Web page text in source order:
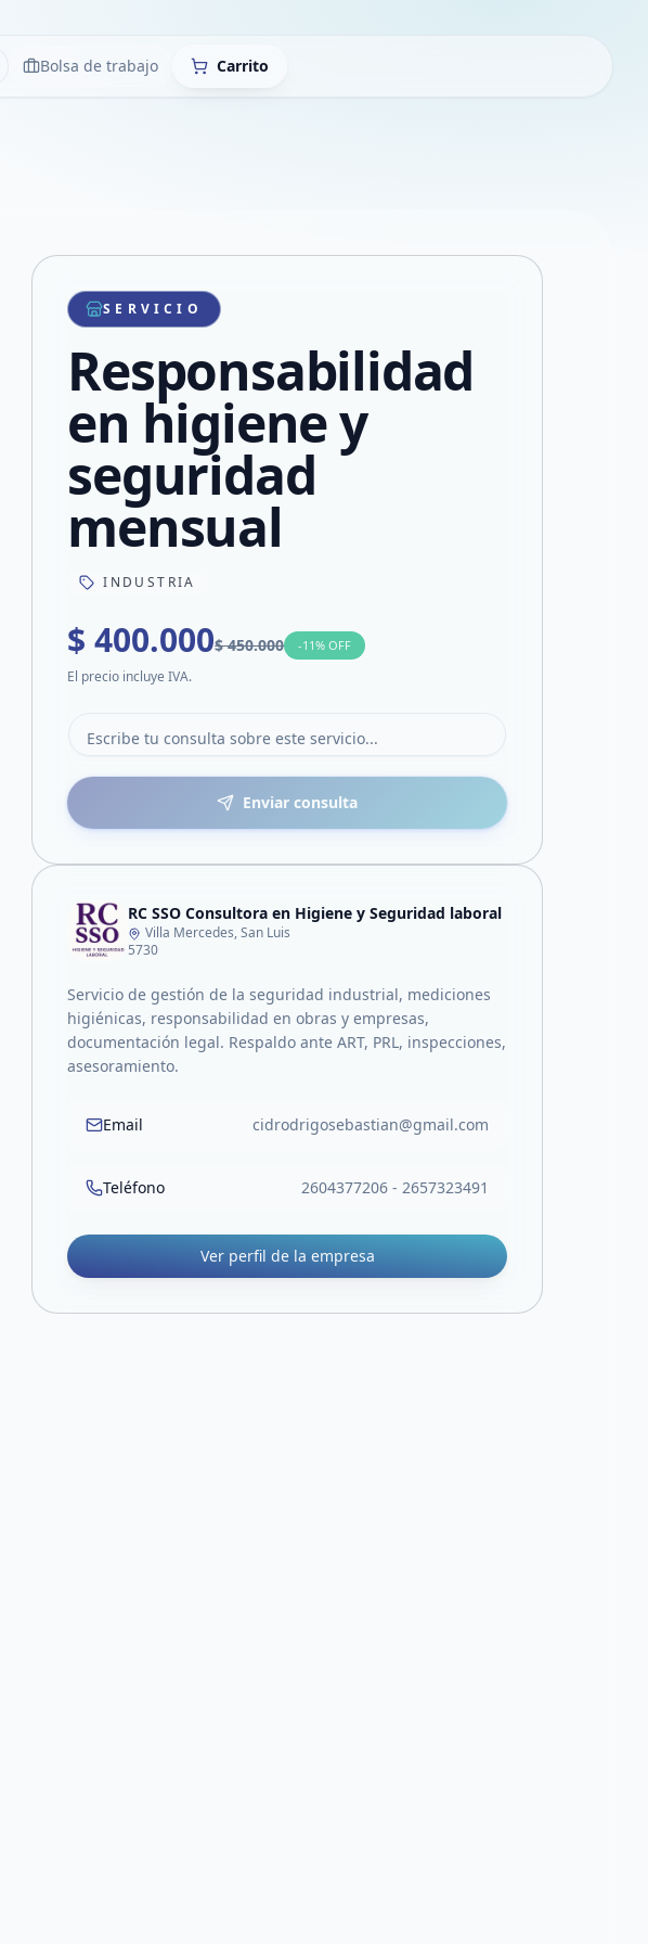
Bolsa de trabajo Carrito
producto
por WhatsApp
por mail
en Facebook
en X
SERVICIO
Responsabilidad
en higiene y
seguridad
mensual
INDUSTRIA
$ 400.000$ 450.000 -11% OFF
El precio incluye IVA.
Enviar consulta
RC SSO Consultora en Higiene y Seguridad laboral
Villa Mercedes, San Luis
5730
Servicio de gestión de la seguridad industrial, mediciones
higiénicas, responsabilidad en obras y empresas,
documentación legal. Respaldo ante ART, PRL, inspecciones,
asesoramiento.
Email cidrodrigosebastian@gmail.com
Teléfono 2604377206 - 2657323491
Ver perfil de la empresa